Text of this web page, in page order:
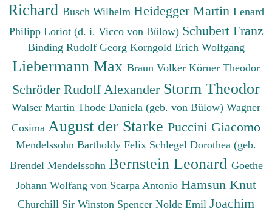
Richard Busch Wilhelm Heidegger Martin Lenard
Philipp Loriot (d. i. Vicco von Bülow) Schubert Franz
Binding Rudolf Georg Korngold Erich Wolfgang
Liebermann Max Braun Volker Körner Theodor
Schröder Rudolf Alexander Storm Theodor
Walser Martin Thode Daniela (geb. von Bülow) Wagner
Cosima August der Starke Puccini Giacomo
Mendelssohn Bartholdy Felix Schlegel Dorothea (geb.
Brendel Mendelssohn Bernstein Leonard Goethe
Johann Wolfang von Scarpa Antonio Hamsun Knut
Churchill Sir Winston Spencer Nolde Emil Joachim